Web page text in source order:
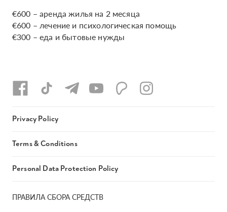
€600 – аренда жилья на 2 месяца
€600 – лечение и психологическая помощь
€300 – еда и бытовые нужды
ПРАВИЛА СБОРА СРЕДСТВ
Privacy Policy
Terms & Conditions
Personal Data Protection Policy